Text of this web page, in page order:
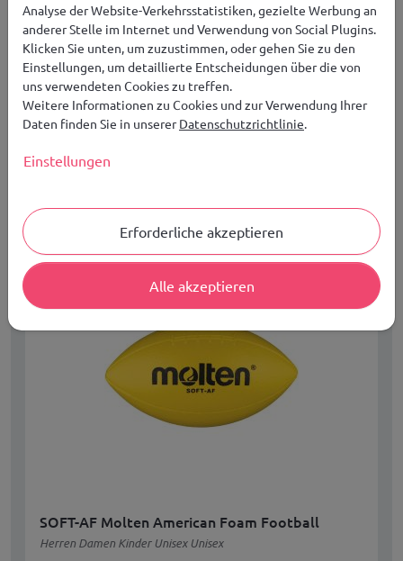
Offizieller WWR-Ball Molten WR58X-RK
Rollstuhl-Rugbyball
Herren Damen Unisex
93,99€ JETZT KAUFEN
KOSTENLOSER VERSAND IN EUROPA AB 149,00 €
N/A
SOFT-AF Molten American Foam Football
Herren Damen Kinder Unisex Unisex
Analyse der Website-Verkehrsstatistiken, gezielte Werbung an
anderer Stelle im Internet und Verwendung von Social Plugins.
Klicken Sie unten, um zuzustimmen, oder gehen Sie zu den
Einstellungen, um detaillierte Entscheidungen über die von
uns verwendeten Cookies zu treffen.
Weitere Informationen zu Cookies und zur Verwendung Ihrer
Daten finden Sie in unsererDatenschutzrichtlinie
Einstellungen
Erforderliche akzeptieren
Alle akzeptieren